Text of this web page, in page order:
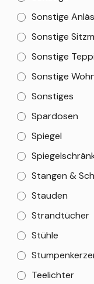
Sonstige
Sonstige
Sonstige
Sonstige
Sonstiges
Spardosen
Spiegel
Stangen &
Stauden
Strandtücher
Stühle
Teelichter